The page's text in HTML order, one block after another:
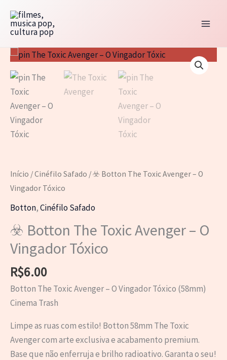
para
conteúdo
Início /Cinéfilo Safado / ☣️ Botton The Toxic Avenger – O
Vingador Tóxico
Botton,Cinéfilo Safado
☣️ Botton The Toxic Avenger – O
Vingador Tóxico
R$6.00
Botton The Toxic Avenger – O Vingador Tóxico (58mm)
Cinema Trash
Limpe as ruas com estilo! Botton 58mm The Toxic
Avenger com arte exclusiva e acabamento premium.
Base que não enferruja e brilho radioativo. Garanta o seu!